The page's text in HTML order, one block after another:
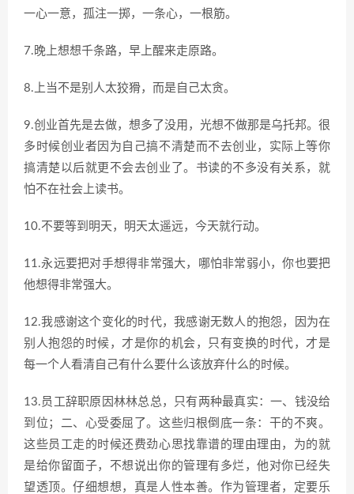
一心一意，孤注一掷，一条心，一根筋。
7.晚上想想千条路，早上醒来走原路。
8.上当不是别人太狡猾，而是自己太贪。
9.创业首先是去做，想多了没用，光想不做那是乌托邦。很
多时候创业者因为自己搞不清楚而不去创业，实际上等你
搞清楚以后就更不会去创业了。书读的不多没有关系，就
怕不在社会上读书。
10.不要等到明天，明天太遥远，今天就行动。
11.永远要把对手想得非常强大，哪怕非常弱小，你也要把
他想得非常强大。
12.我感谢这个变化的时代，我感谢无数人的抱怨，因为在
别人抱怨的时候，才是你的机会，只有变换的时代，才是
每一个人看清自己有什么要什么该放弃什么的时候。
13.员工辞职原因林林总总，只有两种最真实：一、钱没给
到位；二、心受委屈了。这些归根倒底一条：干的不爽。
这些员工走的时候还费劲心思找靠谱的理由理由，为的就
是给你留面子，不想说出你的管理有多烂，他对你已经失
望透顶。仔细想想，真是人性本善。作为管理者，定要乐